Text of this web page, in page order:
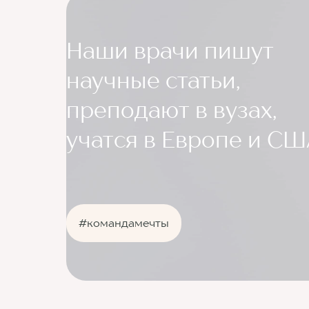
Наши врачи пишут
научные статьи,
преподают в вузах,
учатся в Европе и
#командамечты